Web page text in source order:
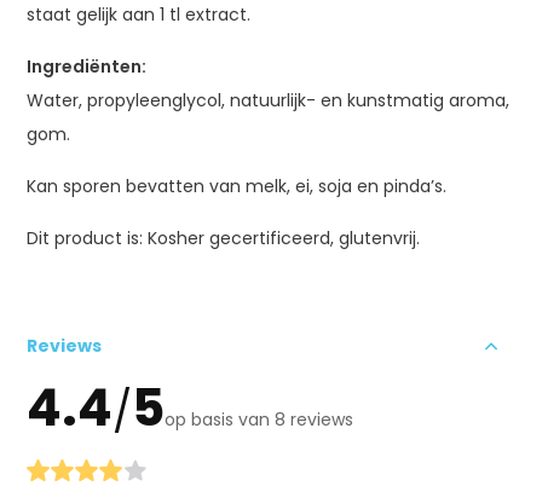
staat gelijk aan 1 tl extract.
Ingrediënten:
Water, propyleenglycol, natuurlijk- en kunstmatig aroma,
gom.
Kan sporen bevatten van melk, ei, soja en pinda’s.
Dit product is: Kosher gecertificeerd, glutenvrij.
Reviews
4.4/5op basis van 8 reviews